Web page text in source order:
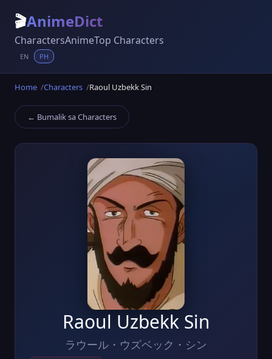
🎬AnimeDict
CharactersAnimeTop Characters
EN PH
Home Characters Raoul Uzbekk Sin
← Bumalik sa Characters
Raoul Uzbekk Sin
ラウール・ウズベック・シン